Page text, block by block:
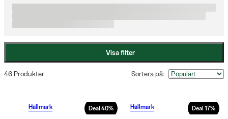
till Stekh­äll 78 för större grupper. Hällmarks sortiment omfattar
också praktiska tillbehör som kaffekannor, kokplattor och
eldpannor, vilket ger dig en komplett matlagningsupplevelse i
naturen. Oavsett om du lagar mat hemma i trädgården eller ute
på vandring erbjuder Hällmark pålitliga och mångsidiga
Visa filter
46 Produkter Sortera på:
Deal 40%
Hällmark Deal 17%
Hällmark